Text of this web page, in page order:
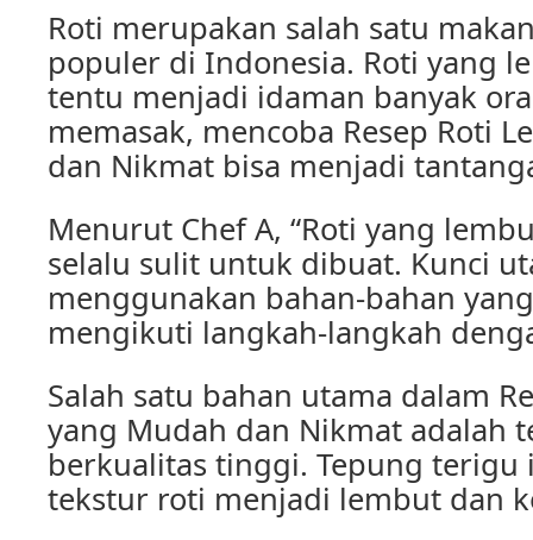
Roti merupakan salah satu
populer di Indonesia. Roti yang
tentu menjadi idaman banyak
memasak, mencoba Resep Roti
dan Nikmat bisa menjadi
Menurut Chef A, “Roti yang
selalu sulit untuk dibuat. Kunci
menggunakan bahan-bahan
mengikuti langkah-langkah
Salah satu bahan utama dalam
yang Mudah dan Nikmat adalah
berkualitas tinggi. Tepung terigu
tekstur roti menjadi lembut dan